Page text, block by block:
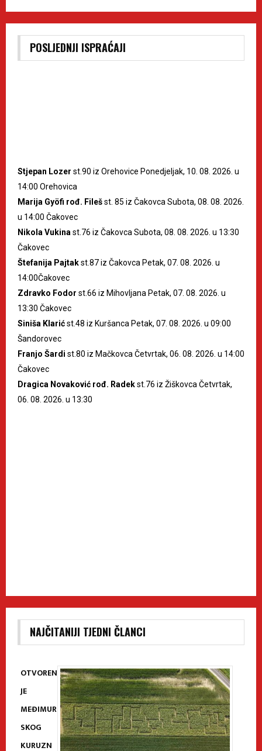
POSLJEDNJI ISPRAĆAJI
Stjepan Lozer st.90 iz Orehovice Ponedjeljak, 10. 08. 2026. u
14:00 Orehovica
Marija Gyöfi rođ. Filešst. 85 iz Čakovca Subota, 08. 08. 2026.
u 14:00 Čakovec
Nikola Vukinast.76 iz Čakovca Subota, 08. 08. 2026. u 13:30
Čakovec
Štefanija Pajtakst.87 iz Čakovca Petak, 07. 08. 2026. u
14:00Čakovec
Zdravko Fodor st.66 iz Mihovljana Petak, 07. 08. 2026. u
13:30 Čakovec
Siniša Klarićst.48 iz Kuršanca Petak, 07. 08. 2026. u 09:00
Šandorovec
Franjo Šardi st.80 iz Mačkovca Četvrtak, 06. 08. 2026. u 14:00
Čakovec
Dragica Novaković rođ. Radekst.76 iz Žiškovca Četvrtak,
06. 08. 2026. u 13:30
NAJČITANIJI TJEDNI ČLANCI
OTVOREN
JE
MEĐIMUR
SKOG
KURUZN